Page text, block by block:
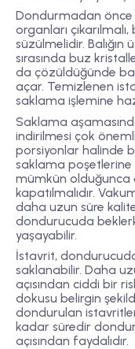
Dondurmadan önce
organları
süzülmelidir.
sırasında buz
da çözüldüğünde
açar. Temizlenen
saklama işlemine
Saklama
indirilmesi çok
porsiyonlar halinde
saklama poşetlerine
mümkün olduğunca
kapatılmalıdır.
daha uzun süre
dondurucuda
yaşayabilir.
İstavrit,
saklanabilir. Daha
açısından ciddi bir
dokusu belirgin
dondurulan
kadar süredir
açısından faydalıdır.